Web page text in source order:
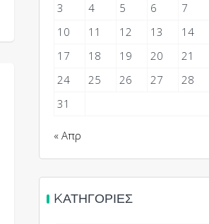
3
4 5 6 7
10
11 12 13 14
17
18 19 20 21
24
25 26 27 28
31
« Απρ
KΑΤΗΓΟΡΊΕΣ